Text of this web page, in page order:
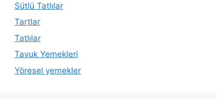
Sütlü Tatlılar
Tartlar
Tatlılar
Tavuk Yemekleri
Yöresel yemekler